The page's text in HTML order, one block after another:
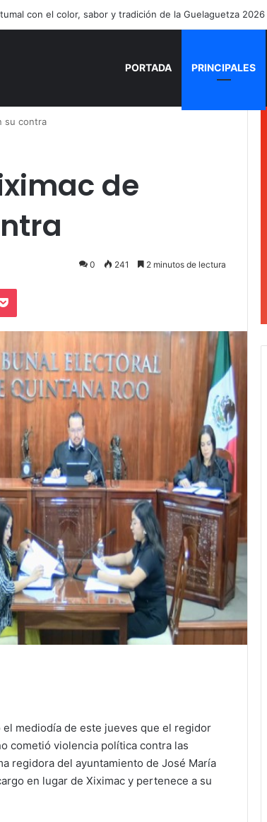
con la repavimentación del puente vehicular
PORTADA PRINCIPALES
su contra
de
0 241 2 minutos de lectura
Pocket
mediodía de este jueves que el regidor
cometió violencia política contra las
regidora del ayuntamiento de José María
en lugar de Xiximac y pertenece a su